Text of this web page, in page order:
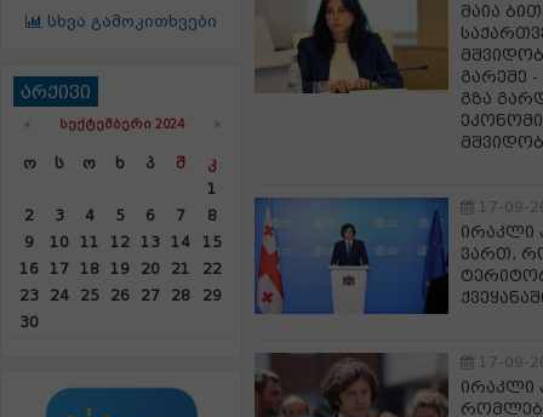
სხვა გამოკითხვები
არქივი
« ᲡᲔᲥᲢᲔᲛᲑᲔᲠᲘ 2024 »
Ო Ს Ო Ხ Პ Შ
Კ
1
2
3 4 5 6 7
8
9
10 11 12 13 14
15
16
17 18 19 20 21
22
23
24 25 26 27 28
29
30
მაია
გარეშე -
გზა
17-09-
ირაკლი
ვართ,
17-09-
ირაკლი